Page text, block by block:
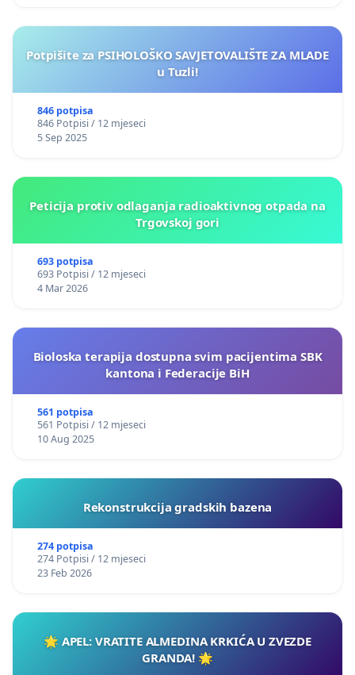
Potpišite za PSIHOLOŠKO SAVJETOVALIŠTE ZA MLADE
u Tuzli!
846 potpisa
846 Potpisi / 12 mjeseci
5 Sep 2025
Peticija protiv odlaganja radioaktivnog otpada na
Trgovskoj gori
693 potpisa
693 Potpisi / 12 mjeseci
4 Mar 2026
Bioloska terapija dostupna svim pacijentima SBK
kantona i Federacije BiH
561 potpisa
561 Potpisi / 12 mjeseci
10 Aug 2025
Rekonstrukcija gradskih bazena
274 potpisa
274 Potpisi / 12 mjeseci
23 Feb 2026
🌟 APEL: VRATITE ALMEDINA KRKIĆA U ZVEZDE
GRANDA! 🌟